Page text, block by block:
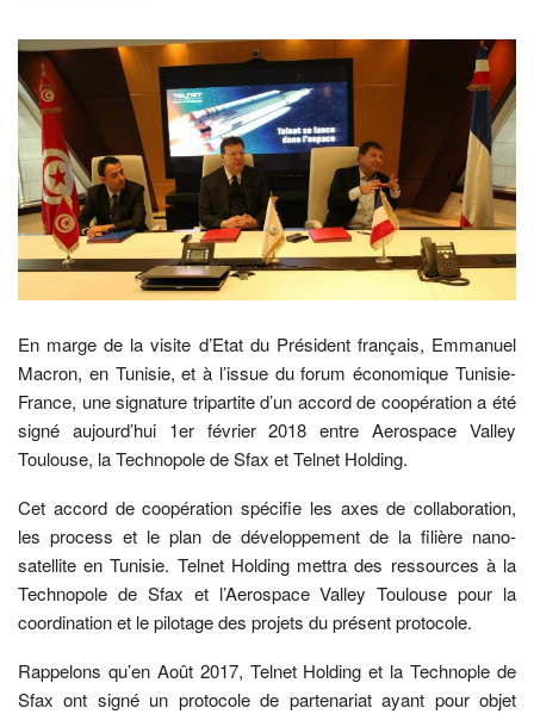
En marge de la visite d’Etat du Président français, Emmanuel
Macron, en Tunisie, et à l’issue du forum économique Tunisie-
France, une signature tripartite d’un accord de coopération a été
signé aujourd’hui 1er février 2018 entre Aerospace Valley
Toulouse, la Technopole de Sfax et Telnet Holding.
Cet accord de coopération spécifie les axes de collaboration,
les process et le plan de développement de la filière nano-
satellite en Tunisie. Telnet Holding mettra des ressources à la
Technopole de Sfax et l’Aerospace Valley Toulouse pour la
coordination et le pilotage des projets du présent protocole.
Rappelons qu’en Août 2017, Telnet Holding et la Technople de
Sfax ont signé un protocole de partenariat ayant pour objet